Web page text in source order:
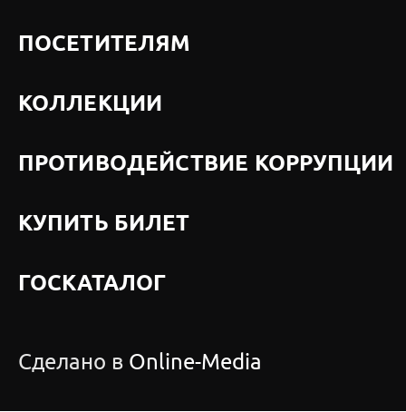
ПОСЕТИТЕЛЯМ
КОЛЛЕКЦИИ
ПРОТИВОДЕЙСТВИЕ КОРРУПЦИИ
КУПИТЬ БИЛЕТ
ГОСКАТАЛОГ
Сделано в Online-Media